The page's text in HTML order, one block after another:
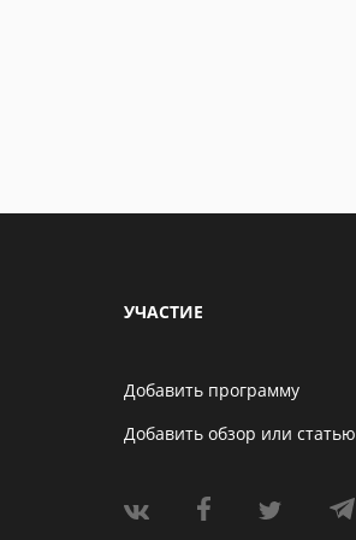
УЧАСТИЕ
Добавить программу
Добавить обзор или статью